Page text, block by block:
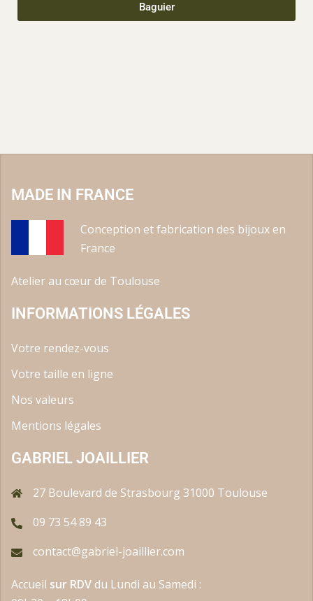
Baguier
MADE IN FRANCE
Conception et fabrication des bijoux en
France
Atelier au cœur de Toulouse
INFORMATIONS LÉGALES
Votre rendez-vous
Votre taille en ligne
Nos valeurs
Mentions légales
GABRIEL JOAILLIER
27 Boulevard de Strasbourg 31000 Toulouse
09 73 54 89 43
contact@gabriel-joaillier.com
Accueil sur RDV du Lundi au Samedi :